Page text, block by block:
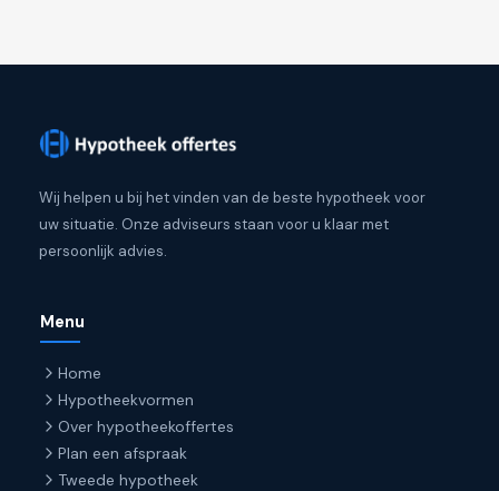
Wij helpen u bij het vinden van de beste hypotheek voor
uw situatie. Onze adviseurs staan voor u klaar met
persoonlijk advies.
Menu
Home
Hypotheekvormen
Over hypotheekoffertes
Plan een afspraak
Tweede hypotheek